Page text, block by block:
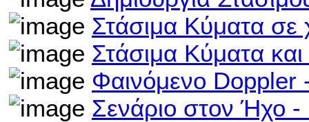
Στάσιμα Κύματα
Στάσιμα Κύματα
Φαινόμενο Doppler
Σενάριο στον Ήχο -